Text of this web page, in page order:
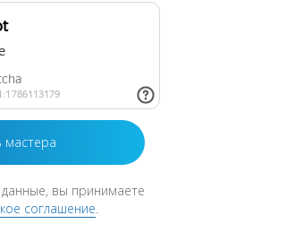
вы принимаете
соглашение